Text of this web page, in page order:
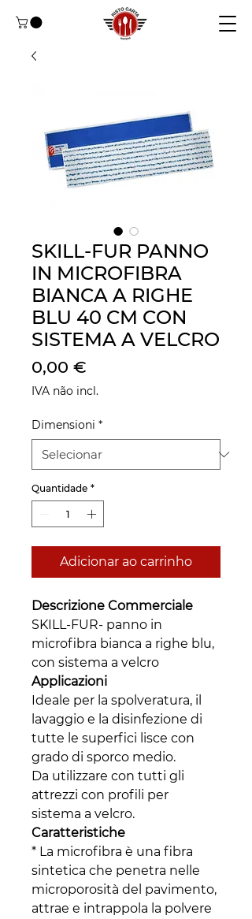
SKILL-FUR PANNO
IN MICROFIBRA
BIANCA A RIGHE
BLU 40 CM CON
SISTEMA A VELCRO
0,00 €
IVA não incl.
Dimensioni *
Quantidade *
Adicionar ao carrinho
Descrizione Commerciale
SKILL-FUR- panno in
microfibra bianca a righe blu,
con sistema a velcro
Applicazioni
Ideale per la spolveratura, il
lavaggio e la disinfezione di
tutte le superfici lisce con
grado di sporco medio.
Da utilizzare con tutti gli
attrezzi con profili per
sistema a velcro.
Caratteristiche
* La microfibra è una fibra
sintetica che penetra nelle
microporosità del pavimento,
attrae e intrappola la polvere